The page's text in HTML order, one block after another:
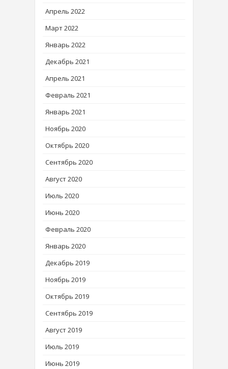
Апрель 2022
Март 2022
Январь 2022
Декабрь 2021
Апрель 2021
Февраль 2021
Январь 2021
Ноябрь 2020
Октябрь 2020
Сентябрь 2020
Август 2020
Июль 2020
Июнь 2020
Февраль 2020
Январь 2020
Декабрь 2019
Ноябрь 2019
Октябрь 2019
Сентябрь 2019
Август 2019
Июль 2019
Июнь 2019